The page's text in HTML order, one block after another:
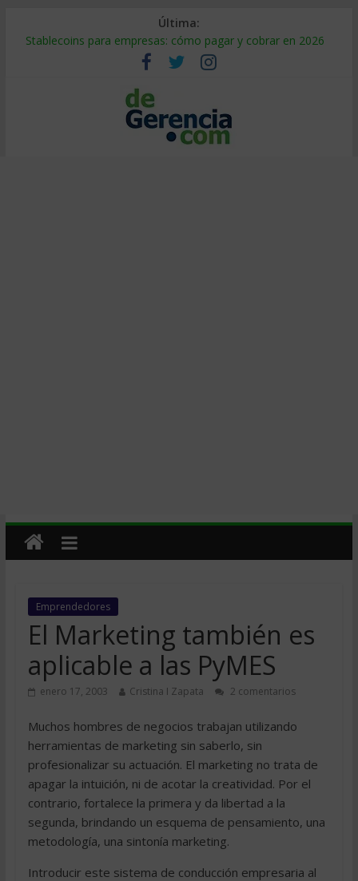
Última:
Stablecoins para empresas: cómo pagar y cobrar en 2026
Despido silencioso: qué es y por qué sale tan caro
IA en selección de personal: cómo auditarla a tiempo
Trabajo forzoso en la cadena de suministro: qué hacer
Mercado hispano de EE. UU.: cómo segmentarlo y venderle
Emprendedores
El Marketing también es
aplicable a las PyMES
enero 17, 2003 Cristina I Zapata 2 comentarios
Muchos hombres de negocios trabajan utilizando
herramientas de marketing sin saberlo, sin
profesionalizar su actuación. El marketing no trata de
apagar la intuición, ni de acotar la creatividad. Por el
contrario, fortalece la primera y da libertad a la
segunda, brindando un esquema de pensamiento, una
metodología, una sintonía marketing.
Introducir este sistema de conducción empresaria al